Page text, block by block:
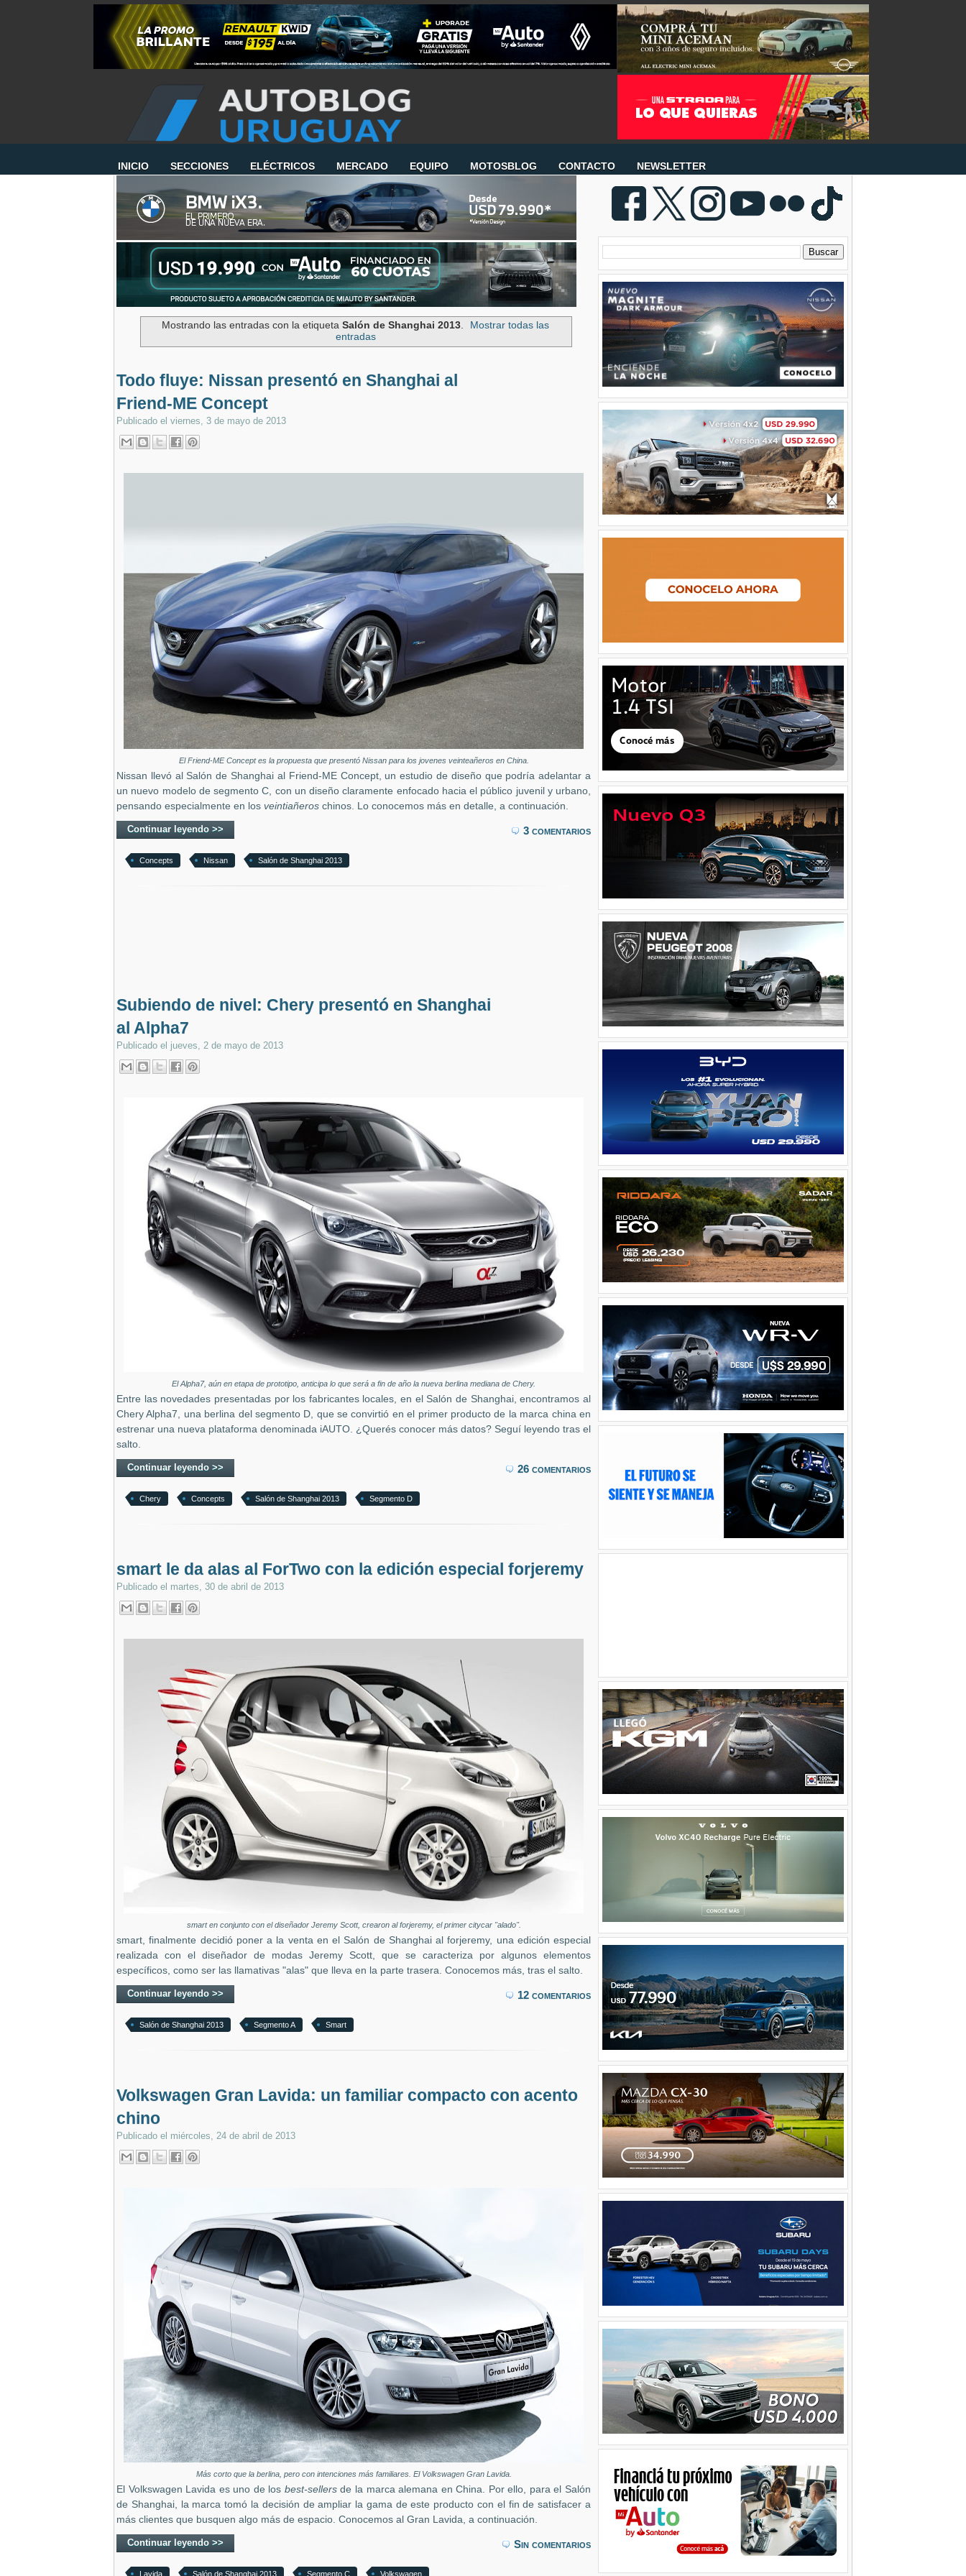
INICIO SECCIONES ELÉCTRICOS MERCADO EQUIPO MOTOSBLOG CONTACTO NEWSLETTER
Mostrando las entradas con la etiqueta Salón de Shanghai 2013.
Mostrar todas las
entradas
Todo fluye: Nissan presentó en Shanghai al
Friend-ME Concept
Publicado el viernes, 3 de mayo de 2013
El Friend-ME Concept es la propuesta que presentó Nissan para los jovenes veinteañeros en China.
Nissan llevó al Salón de Shanghai al Friend-ME Concept, un estudio de diseño que podría adelantar a
un nuevo modelo de segmento C, con un diseño claramente enfocado hacia el público juvenil y urbano,
pensando especialmente en los veintiañeros chinos. Lo conocemos más en detalle, a continuación.
Continuar leyendo >> 3 comentarios
Concepts Nissan Salón de Shanghai 2013
Subiendo de nivel: Chery presentó en Shanghai
al Alpha7
Publicado el jueves, 2 de mayo de 2013
El Alpha7, aún en etapa de prototipo, anticipa lo que será a fin de año la nueva berlina mediana de Chery.
Entre las novedades presentadas por los fabricantes locales, en el Salón de Shanghai, encontramos al
Chery Alpha7, una berlina del segmento D, que se convirtió en el primer producto de la marca china en
estrenar una nueva plataforma denominada iAUTO. ¿Querés conocer más datos? Seguí leyendo tras el
salto.
Continuar leyendo >> 26 comentarios
Chery Concepts Salón de Shanghai 2013 Segmento D
smart le da alas al ForTwo con la edición especial forjeremy
Publicado el martes, 30 de abril de 2013
smart en conjunto con el diseñador Jeremy Scott, crearon al forjeremy, el primer citycar "alado".
smart, finalmente decidió poner a la venta en el Salón de Shanghai al forjeremy, una edición especial
realizada con el diseñador de modas Jeremy Scott, que se caracteriza por algunos elementos
específicos, como ser las llamativas "alas" que lleva en la parte trasera. Conocemos más, tras el salto.
Continuar leyendo >> 12 comentarios
Salón de Shanghai 2013 Segmento A Smart
Volkswagen Gran Lavida: un familiar compacto con acento
chino
Publicado el miércoles, 24 de abril de 2013
Más corto que la berlina, pero con intenciones más familiares. El Volkswagen Gran Lavida.
El Volkswagen Lavida es uno de los best-sellersde la marca alemana en China. Por ello, para el Salón
de Shanghai, la marca tomó la decisión de ampliar la gama de este producto con el fin de satisfacer a
más clientes que busquen algo más de espacio. Conocemos al Gran Lavida, a continuación.
Continuar leyendo >> Sin comentarios
Lavida Salón de Shanghai 2013 Segmento C Volkswagen